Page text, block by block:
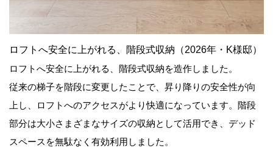
ロフトへ安全に上がれる、階段式収納（2026年・K様邸）
ロフトへ安全に上がれる、階段式収納を造作しました。
従来の梯子を階段に変更したことで、昇り降りの安全性が向
上し、ロフトへのアクセスがより快適になっています。階段
部分は大小さまざまなサイズの収納として活用でき、デッド
スペースを無駄なく有効利用しました。